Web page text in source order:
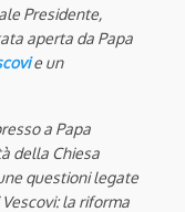
Presidente,
aperta da Papa
e un
a Papa
della Chiesa
questioni legate
la riforma